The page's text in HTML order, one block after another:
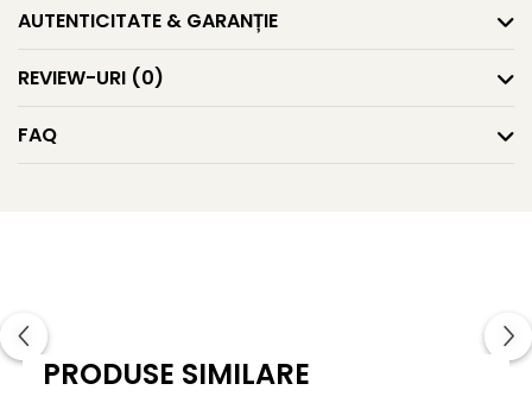
vorbește mai puternic decât opulența. Este o bijuterie
subtilă, dar memorabilă – obrățară aur cu perlece se
adaptează oricărui stil și oricărui moment.
Oferită cadou sau păstrată ca piesă prețioasă în colecție,
Mărimea perlei: 7–8 mm
AUTENTICITATE & GARANȚIE
REVIEW-URI (0)
FAQ
PRODUSE SIMILARE